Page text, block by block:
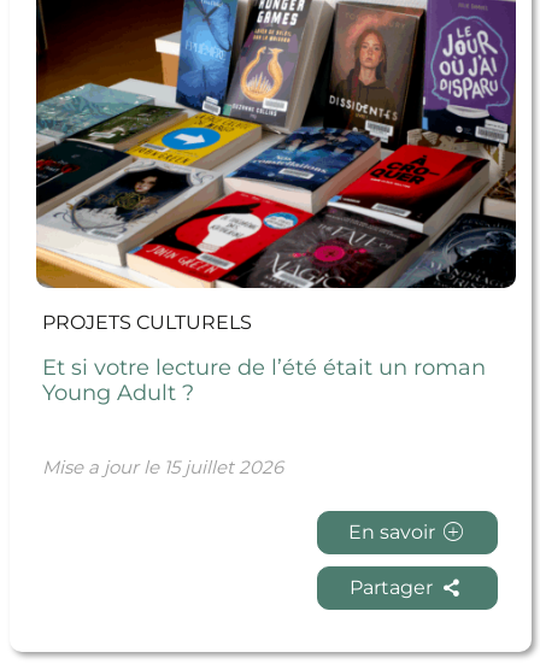
PROJETS CULTURELS
Et si votre lecture de l’été était un roman
Young Adult ?
Mise a jour le 15 juillet 2026
En savoir
Partager